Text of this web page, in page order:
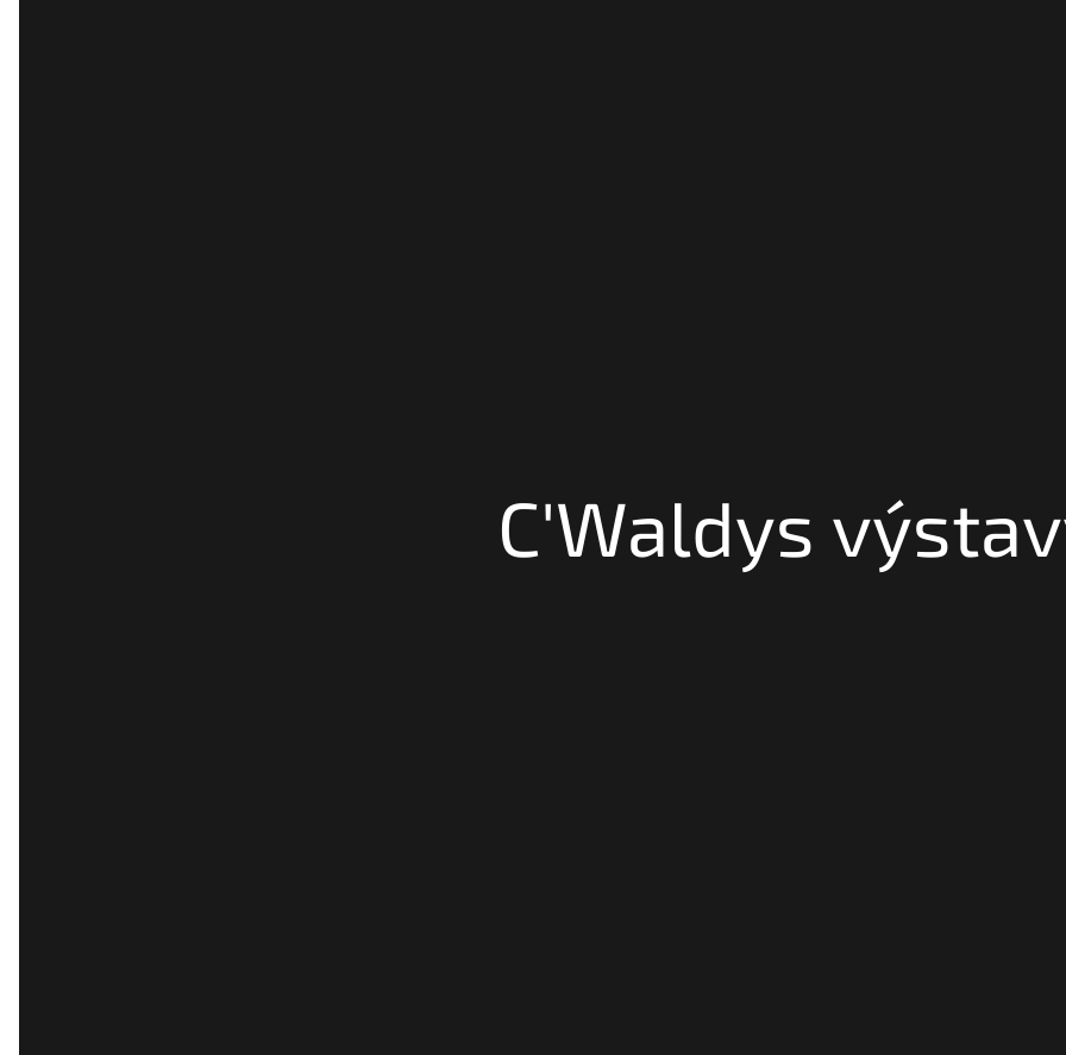
C'Waldys